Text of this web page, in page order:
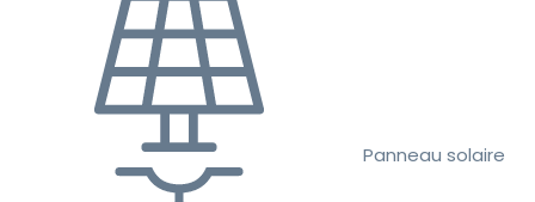
Panneau solaire